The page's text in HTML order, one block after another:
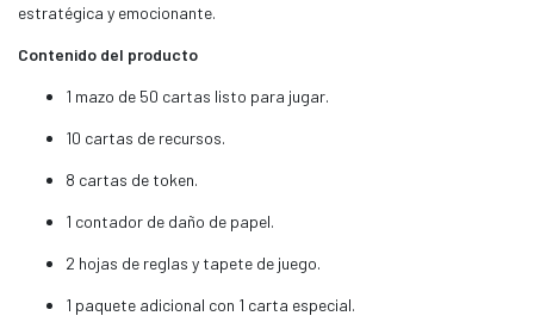
estratégica y emocionante.
Contenido del producto
1 mazo de 50 cartas listo para jugar.
10 cartas de recursos.
8 cartas de token.
1 contador de daño de papel.
2 hojas de reglas y tapete de juego.
1 paquete adicional con 1 carta especial.